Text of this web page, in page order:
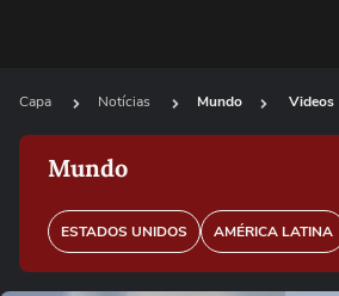
Capa Notícias Mundo Videos
Mundo
ESTADOS UNIDOS AMÉRICA LATINA